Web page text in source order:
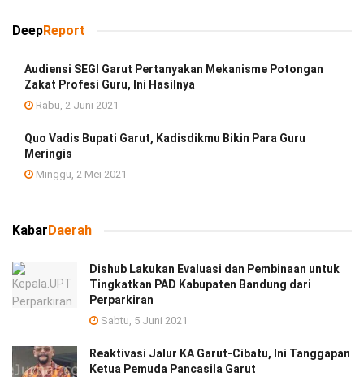
DeepReport
Audiensi SEGI Garut Pertanyakan Mekanisme Potongan
Zakat Profesi Guru, Ini Hasilnya
Rabu, 2 Juni 2021
Quo Vadis Bupati Garut, Kadisdikmu Bikin Para Guru
Meringis
Minggu, 2 Mei 2021
KabarDaerah
Dishub Lakukan Evaluasi dan Pembinaan untuk
Tingkatkan PAD Kabupaten Bandung dari
Perparkiran
Sabtu, 5 Juni 2021
Reaktivasi Jalur KA Garut-Cibatu, Ini Tanggapan
Ketua Pemuda Pancasila Garut